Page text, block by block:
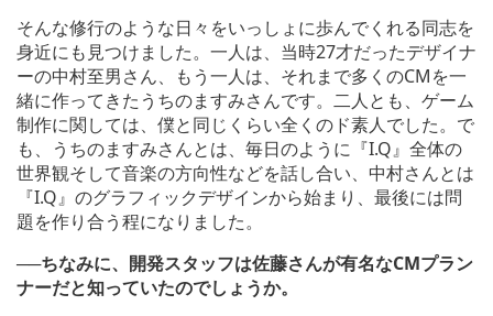
そんな修行のような日々をいっしょに歩んでくれる同志を
身近にも見つけました。一人は、当時27才だったデザイナ
ーの中村至男さん、もう一人は、それまで多くのCMを一
緒に作ってきたうちのますみさんです。二人とも、ゲーム
制作に関しては、僕と同じくらい全くのド素人でした。で
も、うちのますみさんとは、毎日のように『I.Q』全体の
世界観そして音楽の方向性などを話し合い、中村さんとは
『I.Q』のグラフィックデザインから始まり、最後には問
題を作り合う程になりました。
──ちなみに、開発スタッフは佐藤さんが有名なCMプラン
ナーだと知っていたのでしょうか。